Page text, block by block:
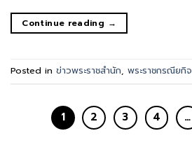
Continue reading →
Posted in ข่าวพระราชสำนัก, พระราชกรณียกิจ
1 2 3 4 …